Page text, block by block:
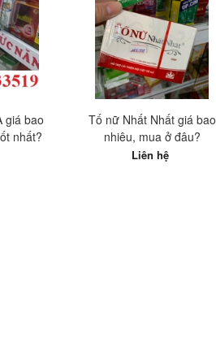
giá bao
nhất?
Tố nữ Nhất Nhất giá bao
nhiêu, mua ở đâu?
Liên hệ